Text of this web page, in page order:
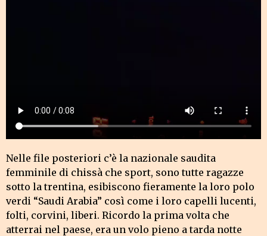
Nelle file posteriori c’è la nazionale saudita
femminile di chissà che sport, sono tutte ragazze
sotto la trentina, esibiscono fieramente la loro polo
verdi “Saudi Arabia” così come i loro capelli lucenti,
folti, corvini, liberi. Ricordo la prima volta che
atterrai nel paese, era un volo pieno a tarda notte